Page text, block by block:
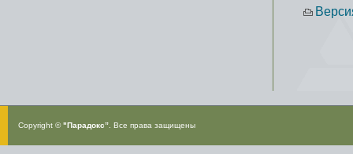
Copyright ©"Парадокс” . Все права защищены